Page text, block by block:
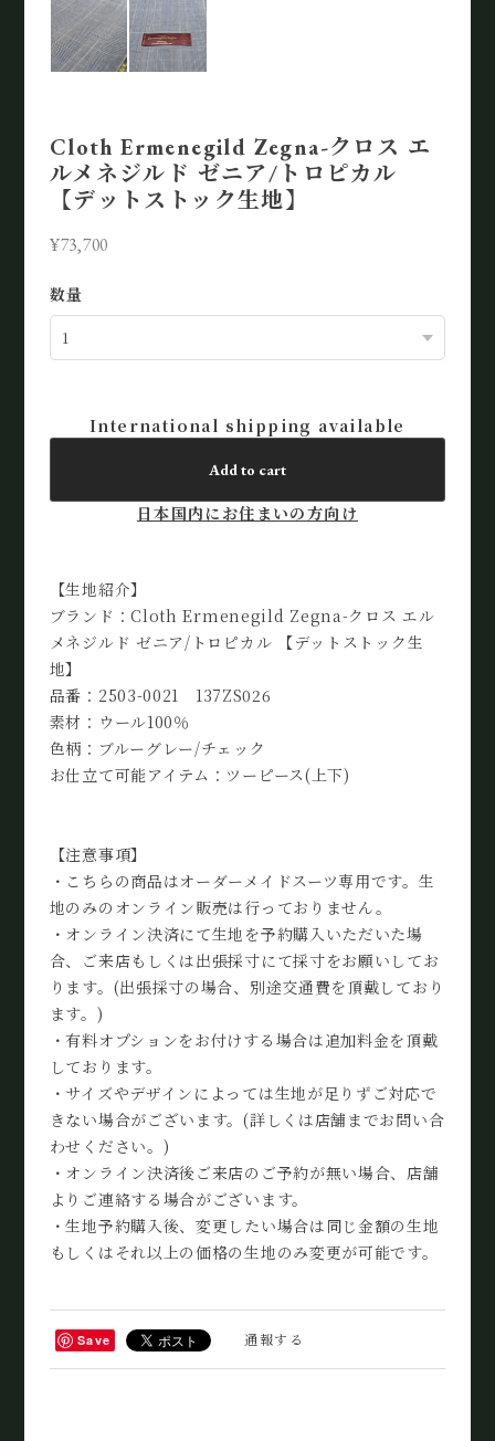
Cloth Ermenegild Zegna-クロス エ
ルメネジルド ゼニア/トロピカル
【デットストック生地】
¥73,700
数量
International shipping available
Add to cart
日本国内にお住まいの方向け
【生地紹介】
ブランド：Cloth Ermenegild Zegna-クロス エル
メネジルド ゼニア/トロピカル 【デットストック生
地】
品番：2503-0021 137ZS026
素材：ウール100％
色柄：ブルーグレー/チェック
お仕立て可能アイテム：ツーピース(上下)
【注意事項】
・こちらの商品はオーダーメイドスーツ専用です。生
地のみのオンライン販売は行っておりません。
・オンライン決済にて生地を予約購入いただいた場
合、ご来店もしくは出張採寸にて採寸をお願いしてお
ります。(出張採寸の場合、別途交通費を頂戴しており
ます。)
・有料オプションをお付けする場合は追加料金を頂戴
しております。
・サイズやデザインによっては生地が足りずご対応で
きない場合がございます。(詳しくは店舗までお問い合
わせください。)
・オンライン決済後ご来店のご予約が無い場合、店舗
よりご連絡する場合がございます。
・生地予約購入後、変更したい場合は同じ金額の生地
もしくはそれ以上の価格の生地のみ変更が可能です。
Save 通報する